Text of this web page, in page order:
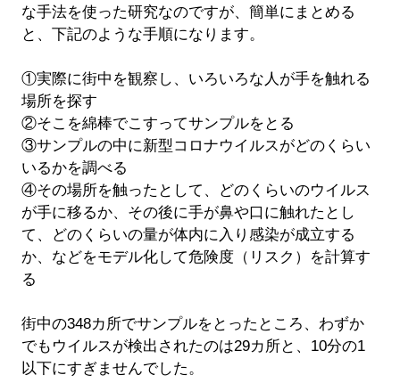
な手法を使った研究なのですが、簡単にまとめる
と、下記のような手順になります。
①実際に街中を観察し、いろいろな人が手を触れる
場所を探す
②そこを綿棒でこすってサンプルをとる
③サンプルの中に新型コロナウイルスがどのくらい
いるかを調べる
④その場所を触ったとして、どのくらいのウイルス
が手に移るか、その後に手が鼻や口に触れたとし
て、どのくらいの量が体内に入り感染が成立する
か、などをモデル化して危険度（リスク）を計算す
る
街中の348カ所でサンプルをとったところ、わずか
でもウイルスが検出されたのは29カ所と、10分の1
以下にすぎませんでした。